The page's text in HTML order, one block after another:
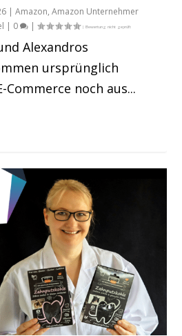
|Amazon,Amazon Unternehmer
| 0 |
Alexandros
ursprünglich
Commerce noch aus...